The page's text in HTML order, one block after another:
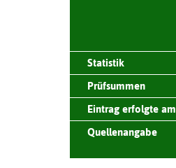
Statistik
Prüfsummen
Eintrag erfolgte am
Quellenangabe